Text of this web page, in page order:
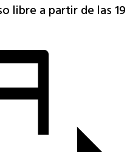
libre a partir de las 19